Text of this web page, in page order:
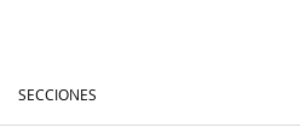
SECCIONES